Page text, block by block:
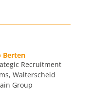
Berten
Recruitment
Walterscheid
Group